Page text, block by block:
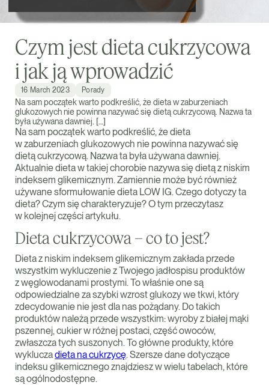
Czym jest dieta cukrzycowa
i jak ją wprowadzić
16 March 2023 Porady
Na sam początek warto podkreślić, że dieta w zaburzeniach
glukozowych nie powinna nazywać się dietą cukrzycową. Nazwa ta
była używana dawniej. […]
Na sam początek warto podkreślić, że dieta
w zaburzeniach glukozowych nie powinna nazywać się
dietą cukrzycową. Nazwa ta była używana dawniej.
Aktualnie dieta w takiej chorobie nazywa się dietą z niskim
indeksem glikemicznym. Zamiennie może być również
używane sformułowanie dieta LOW IG. Czego dotyczy ta
dieta? Czym się charakteryzuje? O tym przeczytasz
w kolejnej części artykułu.
Dieta cukrzycowa – co to jest?
Dieta z niskim indeksem glikemicznym zakłada przede
wszystkim wykluczenie z Twojego jadłospisu produktów
z węglowodanami prostymi. To właśnie one są
odpowiedzialne za szybki wzrost glukozy we tkwi, który
zdecydowanie nie jest dla nas pożądany. Do takich
produktów należą przede wszystkim: wyroby z białej mąki
pszennej, cukier w różnej postaci, część owoców,
zwłaszcza tych suszonych. To główne produkty, które
wykluczadieta na cukrzycę. Szersze dane dotyczące
indeksu glikemicznego znajdziesz w wielu tabelach, które
są ogólnodostępne.